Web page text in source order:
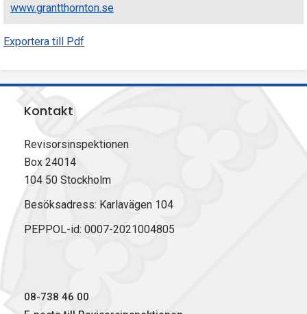
www.grantthornton.se
Exportera till Pdf
Kontakt
Revisorsinspektionen
Box 24014
104 50 Stockholm
Besöksadress: Karlavägen 104
PEPPOL-id: 0007-2021004805
08-738 46 00